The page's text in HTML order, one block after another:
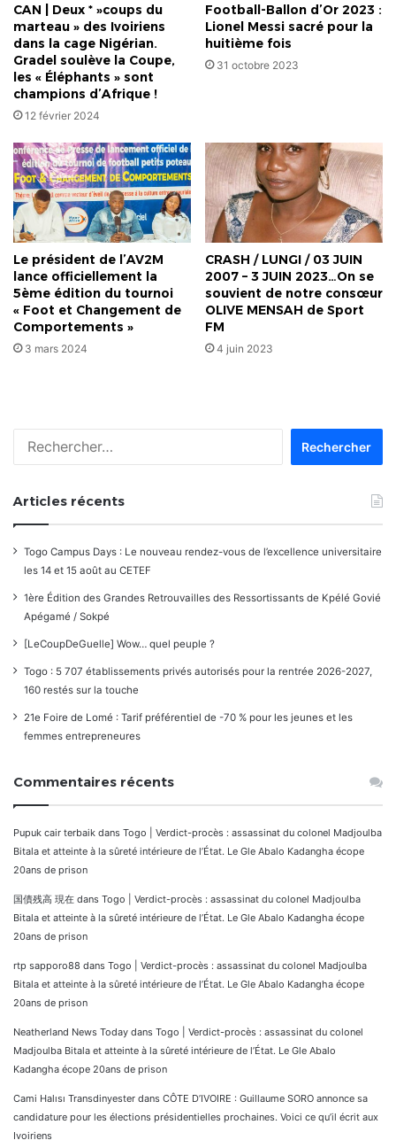
CAN | Deux * »coups du
marteau » des Ivoiriens
dans la cage Nigérian.
Gradel soulève la Coupe,
les « Éléphants » sont
champions d’Afrique !
12 février 2024
Football-Ballon d’Or 2023 :
Lionel Messi sacré pour la
huitième fois
31 octobre 2023
Le président de l’AV2M
lance officiellement la
5ème édition du tournoi
« Foot et Changement de
Comportements »
3 mars 2024
CRASH / LUNGI / 03 JUIN
2007 – 3 JUIN 2023…On se
souvient de notre consœur
OLIVE MENSAH de Sport
FM
4 juin 2023
Articles récents
Togo Campus Days : Le nouveau rendez-vous de l’excellence universitaire
les 14 et 15 août au CETEF
1ère Édition des Grandes Retrouvailles des Ressortissants de Kpélé Govié
Apégamé / Sokpé
[LeCoupDeGuelle] Wow… quel peuple ?
Togo : 5 707 établissements privés autorisés pour la rentrée 2026-2027,
160 restés sur la touche
21e Foire de Lomé : Tarif préférentiel de -70 % pour les jeunes et les
femmes entrepreneures
Commentaires récents
Pupuk cair terbaik dans Togo | Verdict-procès : assassinat du colonel Madjoulba
Bitala et atteinte à la sûreté intérieure de l’État. Le Gle Abalo Kadangha écope
20ans de prison
国債残高 現在 dans Togo | Verdict-procès : assassinat du colonel Madjoulba
Bitala et atteinte à la sûreté intérieure de l’État. Le Gle Abalo Kadangha écope
20ans de prison
rtp sapporo88 dans Togo | Verdict-procès : assassinat du colonel Madjoulba
Bitala et atteinte à la sûreté intérieure de l’État. Le Gle Abalo Kadangha écope
20ans de prison
Neatherland News Today dans Togo | Verdict-procès : assassinat du colonel
Madjoulba Bitala et atteinte à la sûreté intérieure de l’État. Le Gle Abalo
Kadangha écope 20ans de prison
Cami Halısı Transdinyester dans CÔTE D’IVOIRE : Guillaume SORO annonce sa
candidature pour les élections présidentielles prochaines. Voici ce qu’il écrit aux
Ivoiriens